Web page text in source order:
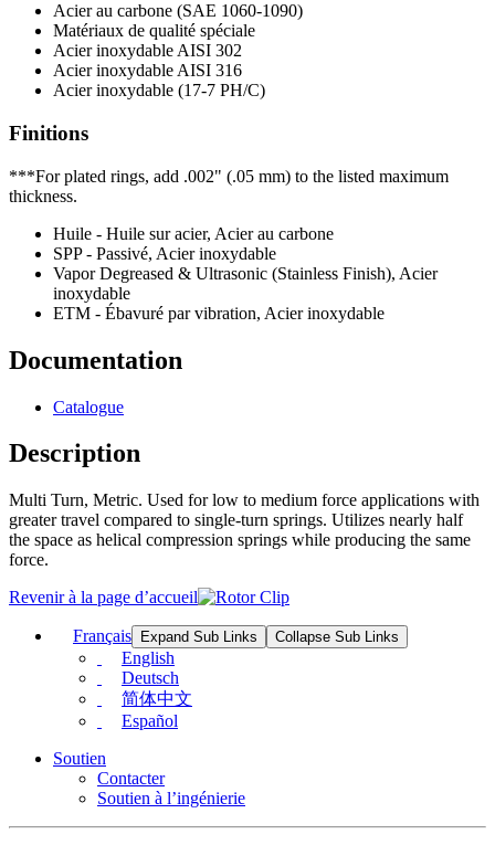
Acier au carbone (SAE 1060-1090)
Matériaux de qualité spéciale
Acier inoxydable AISI 302
Acier inoxydable AISI 316
Acier inoxydable (17-7 PH/C)
Finitions
***For plated rings, add .002" (.05 mm) to the listed maximum
thickness.
Huile - Huile sur acier, Acier au carbone
SPP - Passivé, Acier inoxydable
Vapor Degreased & Ultrasonic (Stainless Finish), Acier
inoxydable
ETM - Ébavuré par vibration, Acier inoxydable
Documentation
Catalogue
Description
Multi Turn, Metric. Used for low to medium force applications with
greater travel compared to single-turn springs. Utilizes nearly half
the space as helical compression springs while producing the same
force.
Revenir à la page d’accueil
Français Expand Sub Links Collapse Sub Links
English
Deutsch
简体中文
Español
Soutien
Contacter
Soutien à l’ingénierie